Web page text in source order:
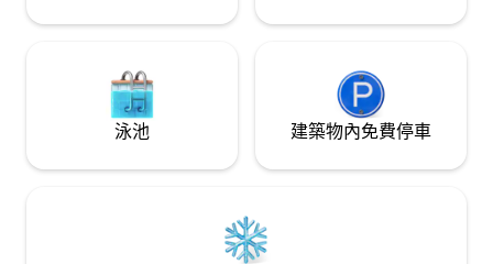
泳池 建築物內免費停車